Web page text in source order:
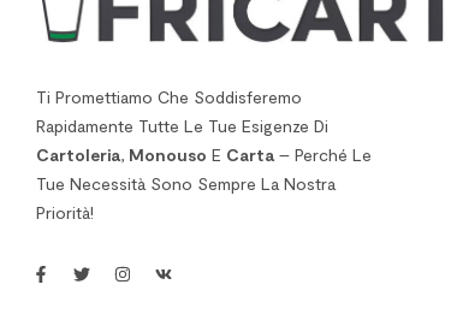
Ti Promettiamo Che Soddisferemo
Rapidamente Tutte Le Tue Esigenze Di
Cartoleria, Monouso E Carta – Perché Le
Tue Necessità Sono Sempre La Nostra
Priorità!